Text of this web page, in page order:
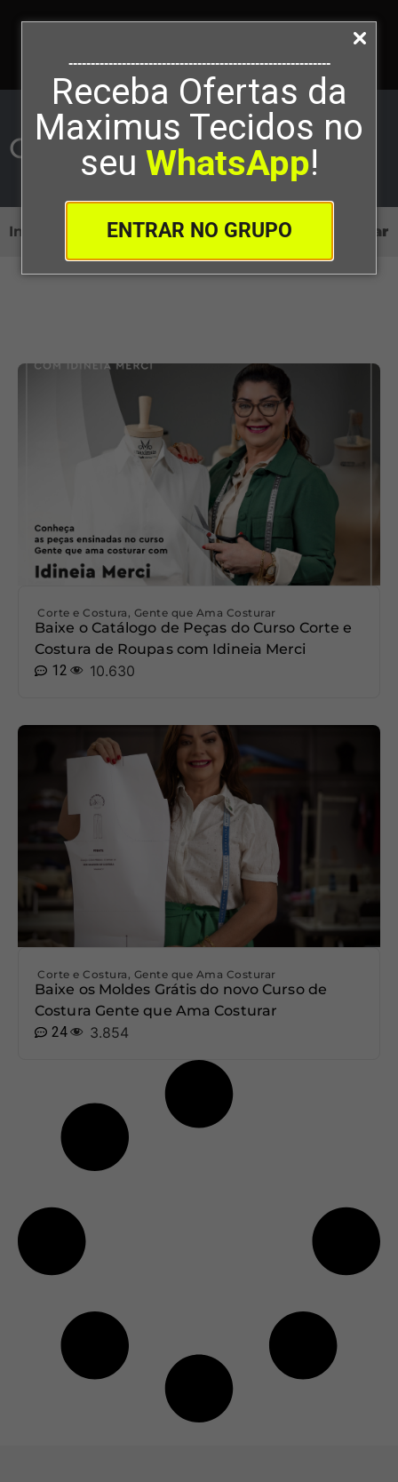
-----------------------------------------------------------
Receba Ofertas da
Maximus Tecidos no
seu WhatsApp!
ENTRAR NO GRUPO
Gente que Ama Costurar
Início Corte e Costura> Gente que Ama Costurar
Corte e Costura , Gente que Ama Costurar
Baixe o Catálogo de Peças do Curso Corte e
Costura de Roupas com Idineia Merci
12
10.630
Corte e Costura , Gente que Ama Costurar
Baixe os Moldes Grátis do novo Curso de
Costura Gente que Ama Costurar
24
3.854